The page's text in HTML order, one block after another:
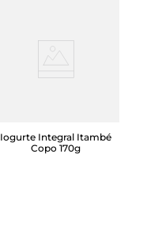
Iogurte Integral Itambé
Copo 170g